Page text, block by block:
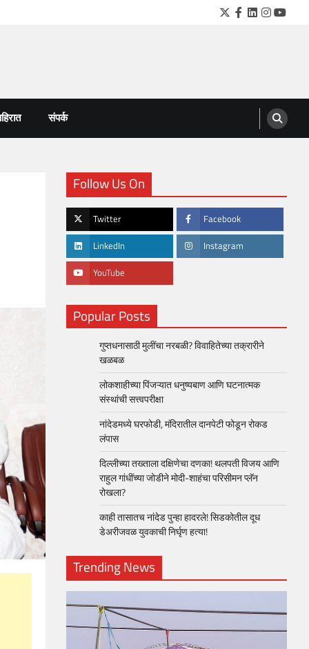
Twitter
Facebook
LinkedIn
संपर्क
Follow Us On
Twitter Facebook
LinkedIn Instagram
YouTube
Popular Posts
गुप्तधनासाठी मुलींचा नरबळी? विवाहितेच्या तक्रारीने
खळबळ
लोकशाहीच्या पिंजऱ्यात धनुष्यबाण आणि घटनात्मक
संस्थांची सत्त्वपरीक्षा
नांदेडमध्ये घरफोडी, मंदिरातील दानपेटी फोडून रोकड
लंपास
दिल्लीच्या तख्ताला दक्षिणेचा दणका! थलपती विजय आणि
राहुल गांधींच्या जोडीने मोदी-शाहंचा परिसीमन प्लॅन
रोखला?
काही तासातच नांदेड पुन्हा हादरले! सिडकोतील दूध
डेअरीजवळ युवकाची निर्घृण हत्या!
Trending News